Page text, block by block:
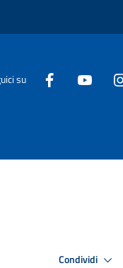
su
Condividi